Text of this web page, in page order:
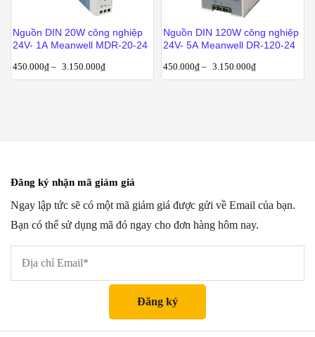
Nguồn DIN 20W công nghiệp
24V- 1A Meanwell MDR-20-24
450.000₫ – 3.150.000₫
Nguồn DIN 120W công nghiệp
24V- 5A Meanwell DR-120-24
450.000₫ – 3.150.000₫
Đăng ký nhận mã giảm giá
Ngay lập tức sẽ có một mã giảm giá được gửi về Email của bạn.
Bạn có thể sử dụng mã đó ngay cho đơn hàng hôm nay.